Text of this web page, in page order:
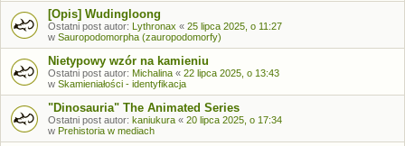
[Opis] Wudingloong
Ostatni post autor: Lythronax « 25 lipca 2025, o 11:27
w Sauropodomorpha (zauropodomorfy)
Nietypowy wzór na kamieniu
Ostatni post autor: Michalina « 22 lipca 2025, o 13:43
w Skamieniałości - identyfikacja
"Dinosauria" The Animated Series
Ostatni post autor: kaniukura « 20 lipca 2025, o 17:34
w Prehistoria w mediach